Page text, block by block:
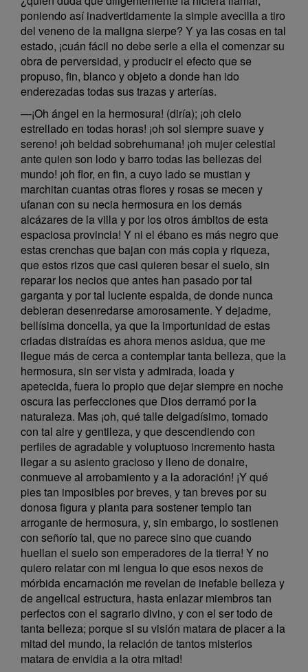
poniendo así inadvertidamente la simple avecilla a tiro
del veneno de la maligna sierpe? Y ya las cosas en tal
estado, ¡cuán fácil no debe serle a ella el comenzar su
obra de perversidad, y producir el efecto que se
propuso, fin, blanco y objeto a donde han ido
enderezadas todas sus trazas y arterías.
—¡Oh ángel en la hermosura! (diría); ¡oh cielo
estrellado en todas horas! ¡oh sol siempre suave y
sereno! ¡oh beldad sobrehumana! ¡oh mujer celestial
ante quien son lodo y barro todas las bellezas del
mundo! ¡oh flor, en fin, a cuyo lado se mustian y
marchitan cuantas otras flores y rosas se mecen y
ufanan con su necia hermosura en los demás
alcázares de la villa y por los otros ámbitos de esta
espaciosa provincia! Y ni el ébano es más negro que
estas crenchas que bajan con más copia y riqueza,
que estos rizos que casi quieren besar el suelo, sin
reparar los necios que antes han pasado por tal
garganta y por tal luciente espalda, de donde nunca
debieran desenredarse amorosamente. Y dejadme,
bellísima doncella, ya que la importunidad de estas
criadas distraídas es ahora menos asidua, que me
llegue más de cerca a contemplar tanta belleza, que la
hermosura, sin ser vista y admirada, loada y
apetecida, fuera lo propio que dejar siempre en noche
oscura las perfecciones que Dios derramó por la
naturaleza. Mas ¡oh, qué talle delgadísimo, tomado
con tal aire y gentileza, y que descendiendo con
perfiles de agradable y voluptuoso incremento hasta
llegar a su asiento gracioso y lleno de donaire,
conmueve al arrobamiento y a la adoración! ¡Y qué
pies tan imposibles por breves, y tan breves por su
donosa figura y planta para sostener templo tan
arrogante de hermosura, y, sin embargo, lo sostienen
con señorío tal, que no parece sino que cuando
huellan el suelo son emperadores de la tierra! Y no
quiero relatar con mi lengua lo que esos nexos de
mórbida encarnación me revelan de inefable belleza y
de angelical estructura, hasta enlazar miembros tan
perfectos con el sagrario divino, y con el ser todo de
tanta belleza; porque si su visión matara de placer a la
mitad del mundo, la relación de tantos misterios
matara de envidia a la otra mitad!